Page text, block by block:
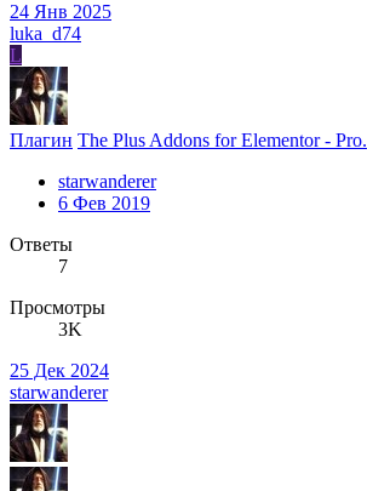
24 Янв 2025
luka_d74
L
Плагин The Plus Addons for Elementor - Pro.
starwanderer
6 Фев 2019
Ответы
7
Просмотры
3K
25 Дек 2024
starwanderer